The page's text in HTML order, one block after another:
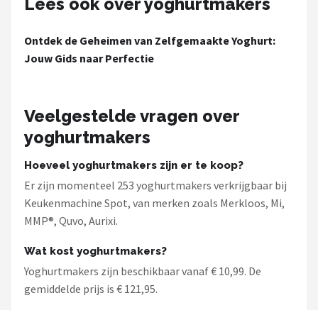
Ontdek de Geheimen van Zelfgemaakte Yoghurt:
Jouw Gids naar Perfectie
Veelgestelde vragen over
yoghurtmakers
Hoeveel yoghurtmakers zijn er te koop?
Er zijn momenteel 253 yoghurtmakers verkrijgbaar bij
Keukenmachine Spot, van merken zoals Merkloos, Mi,
MMP®, Quvo, Aurixi.
Wat kost yoghurtmakers?
Yoghurtmakers zijn beschikbaar vanaf € 10,99. De
gemiddelde prijs is € 121,95.